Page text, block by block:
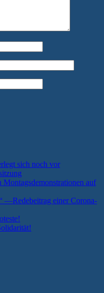
sich noch vor
auf
—Redebeitrag einer Corona-